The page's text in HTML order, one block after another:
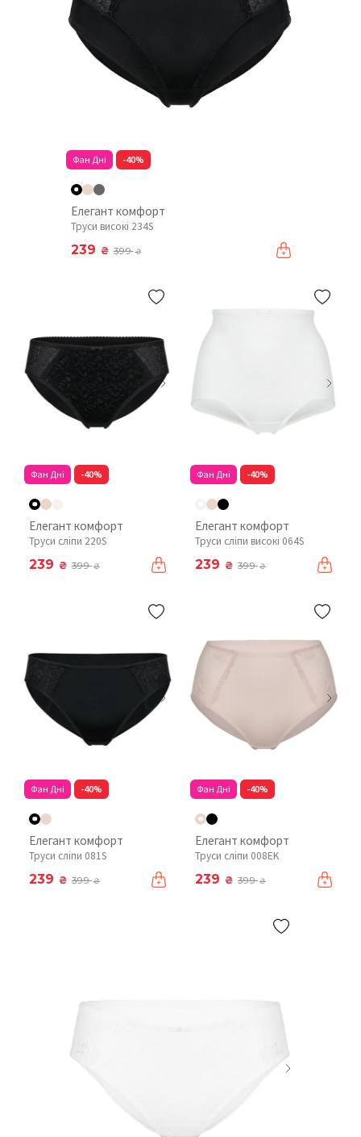
Фан Дні -40%
Елегант комфорт
Труси високі 234S
239 ₴ 399₴
Фан Дні -40%
Елегант комфорт
Труси сліпи 220S
239 ₴ 399₴
Фан Дні -40%
Елегант комфорт
Труси сліпи високі 064S
239 ₴ 399₴
Фан Дні -40%
Елегант комфорт
Труси сліпи 081S
239 ₴ 399₴
Фан Дні -40%
Елегант комфорт
Труси сліпи 008EK
239 ₴ 399₴